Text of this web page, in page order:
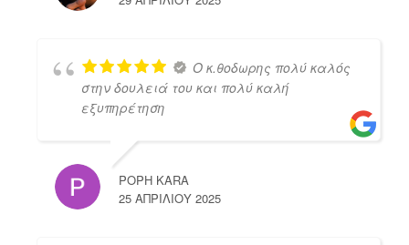
Ο κ.θοδωρης πολύ καλός
στην δουλειά του και πολύ καλή
εξυπηρέτηση
POPH KARA
25 ΑΠΡΙΛΊΟΥ 2025